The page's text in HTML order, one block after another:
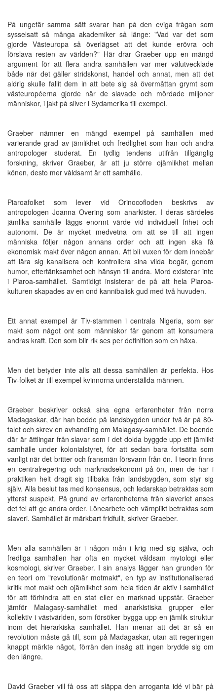
På ungefär samma sätt svarar han på den eviga frågan som
sysselsatt så många akademiker så länge: "Vad var det som
gjorde Västeuropa så överlägset att det kunde erövra och
förslava resten av världen?" Här drar Graeber upp en mängd
argument för att flera andra samhällen var mer välutvecklade
både när det gäller stridskonst, handel och annat, men att det
aldrig skulle fallit dem in att bete sig så övermåttan grymt som
västeuropéerna gjorde när de slavade och mördade miljoner
människor, i jakt på silver i Sydamerika till exempel.
Graeber nämner en mängd exempel på samhällen med
varierande grad av jämlikhet och fredlighet som han och andra
antropologer studerat. En tydlig tendens utifrån tillgänglig
forskning, skriver Graeber, är att ju större ojämlikhet mellan
könen, desto mer våldsamt är ett samhälle.
Piaroafolket som lever vid Orinocofloden beskrivs av
antropologen Joanna Overing som anarkister. I deras särdeles
jämlika samhälle läggs enormt värde vid individuell frihet och
autonomi. De är mycket medvetna om att se till att ingen
människa följer någon annans order och att ingen ska få
ekonomisk makt över någon annan. Att bli vuxen för dem innebär
att lära sig kanalisera och kontrollera sina vilda begär, genom
humor, eftertänksamhet och hänsyn till andra. Mord existerar inte
i Piaroa-samhället. Samtidigt insisterar de på att hela Piaroa-
kulturen skapades av en ond kannibalisk gud med två huvuden.
Ett annat exempel är Tiv-stammen i centrala Nigeria, som ser
makt som något ont som människor får genom att konsumera
andras kraft. Den som blir rik ses per definition som en häxa.
Men det betyder inte alls att dessa samhällen är perfekta. Hos
Tiv-folket är till exempel kvinnorna underställda männen.
Graeber beskriver också sina egna erfarenheter från norra
Madagaskar, där han bodde på landsbygden under två år på 80-
talet och skrev en avhandling om Malagasy-samhället. De boende
där är ättlingar från slavar som i det dolda byggde upp ett jämlikt
samhälle under kolonialstyret, för att sedan bara fortsätta som
vanligt när det britter och fransmän försvann från ön. I teorin finns
en centralregering och marknadsekonomi på ön, men de har i
praktiken helt dragit sig tillbaka från landsbygden, som styr sig
själv. Alla beslut tas med konsensus, och ledarskap betraktas som
ytterst suspekt. På grund av erfarenheterna från slaveriet anses
det fel att ge andra order. Lönearbete och värnplikt betraktas som
slaveri. Samhället är märkbart fridfullt, skriver Graeber.
Men alla samhällen är i någon mån i krig med sig själva, och
fredliga samhällen har ofta en mycket våldsam mytologi eller
kosmologi, skriver Graeber. I sin analys lägger han grunden för
en teori om "revolutionär motmakt", en typ av institutionaliserad
kritik mot makt och ojämlikhet som hela tiden är aktiv i samhället
för att förhindra att en stat eller en marknad uppstår. Graeber
jämför Malagasy-samhället med anarkistiska grupper eller
kollektiv i västvärlden, som försöker bygga upp en jämlik struktur
inom det hierarkiska samhället. Han menar att det är så en
revolution måste gå till, som på Madagaskar, utan att regeringen
knappt märkte något, förrän den insåg att ingen brydde sig om
den längre.
David Graeber vill få oss att släppa den arroganta idé vi bär på